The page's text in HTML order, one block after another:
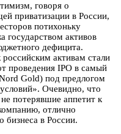
говоря о
приватизации в России,
потихоньку
государством активов
дефицита.
активам стали
проведения IPO в самый
Gold) под предлогом
Очевидно, что
потерявшие аппетит к
отлично
бизнеса в России.